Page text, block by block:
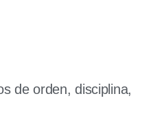
de orden, disciplina,